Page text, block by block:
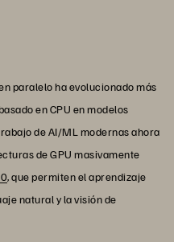
paralelo ha evolucionado más
en CPU en modelos
de AI/ML modernas ahora
de GPU masivamente
, que permiten el aprendizaje
natural y la visión de